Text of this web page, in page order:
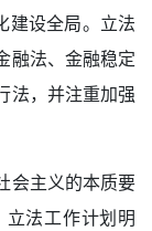
设全局。立法
融法、金融稳定
法，并注重加强
主义的本质要
法工作计划明